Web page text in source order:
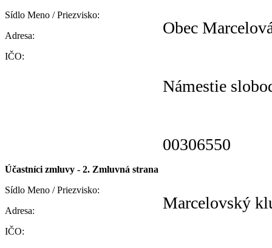
Sídlo Meno / Priezvisko:
Adresa:
IČO:
Obec
Námestie
00306550
Účastníci zmluvy - 2. Zmluvná strana
Sídlo Meno / Priezvisko:
Adresa:
IČO:
Marcelovský